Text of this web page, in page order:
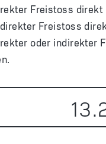
Freistoss direkt
Freistoss
oder indirekter
13.